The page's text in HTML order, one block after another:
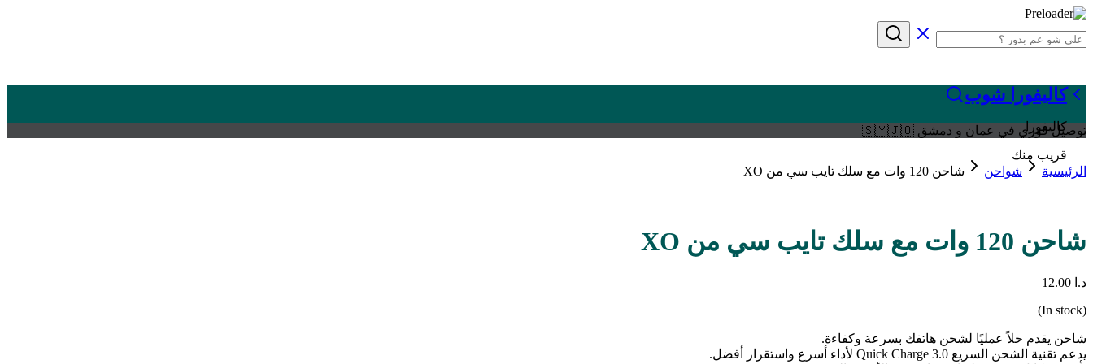
كاليفورا شوب
كاليفورا
قريب منك
توصيل فوري في عمان و دمشق 🇸🇾🇯🇴
الرئيسية شواحن شاحن 120 وات مع سلك تايب سي من XO
شاحن 120 وات مع سلك تايب سي من XO
د.ا
(In stock)
شاحن يقدم حلاً عمليًا لشحن هاتفك بسرعة وكفاءة.
يدعم تقنية الشحن السريع Quick Charge 3.0 لأداء أسرع واستقرار أفضل.